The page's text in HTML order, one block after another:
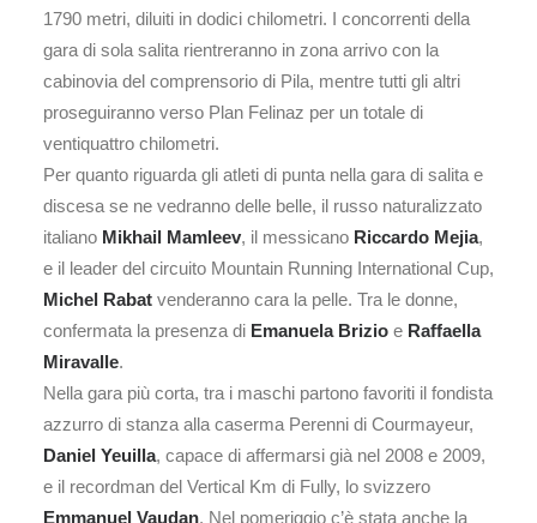
1790 metri, diluiti in dodici chilometri. I concorrenti della
gara di sola salita rientreranno in zona arrivo con la
cabinovia del comprensorio di Pila, mentre tutti gli altri
proseguiranno verso Plan Felinaz per un totale di
ventiquattro chilometri.
Per quanto riguarda gli atleti di punta nella gara di salita e
discesa se ne vedranno delle belle, il russo naturalizzato
italiano Mikhail Mamleev, il messicano Riccardo Mejia,
e il leader del circuito Mountain Running International Cup,
Michel Rabat venderanno cara la pelle. Tra le donne,
confermata la presenza di Emanuela Brizio e Raffaella
Miravalle.
Nella gara più corta, tra i maschi partono favoriti il fondista
azzurro di stanza alla caserma Perenni di Courmayeur,
Daniel Yeuilla, capace di affermarsi già nel 2008 e 2009,
e il recordman del Vertical Km di Fully, lo svizzero
Emmanuel Vaudan. Nel pomeriggio c’è stata anche la